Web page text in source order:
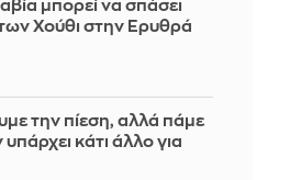
μπορεί να σπάσει
Χούθι στην Ερυθρά
την πίεση, αλλά πάμε
υπάρχει κάτι άλλο για